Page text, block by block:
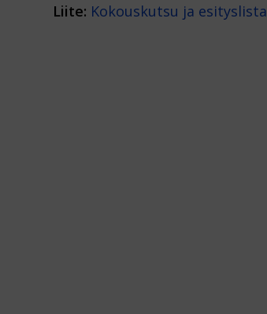
Liite: Kokouskutsu ja esityslista